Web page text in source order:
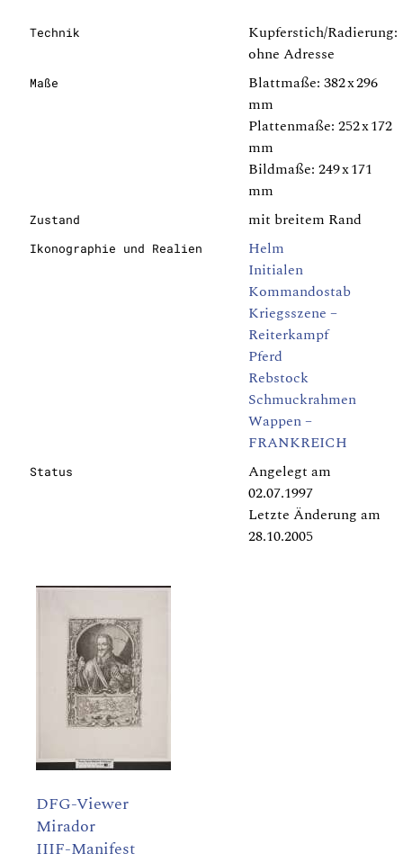
Technik
Kupferstich/Radierung:
ohne Adresse
Maße
Blattmaße: 382 x 296
mm
Plattenmaße: 252 x 172
mm
Bildmaße: 249 x 171
mm
Zustand mit breitem Rand
Ikonographie und Realien
Helm
Initialen
Kommandostab
Kriegsszene –
Reiterkampf
Pferd
Rebstock
Schmuckrahmen
Wappen –
FRANKREICH
Status
Angelegt am
02.07.1997
Letzte Änderung am
28.10.2005
DFG-Viewer
Mirador
IIIF-Manifest